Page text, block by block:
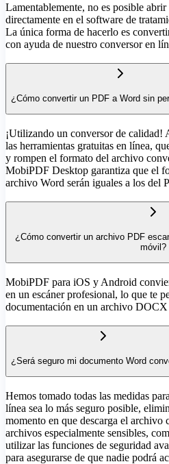
Lamentablemente, no es posible
directamente en el software de
La única forma de hacerlo es
con ayuda de nuestro conversor en
¿Cómo convertir un PDF a Word sin
¡Utilizando un conversor de calidad!
las herramientas gratuitas en línea,
y rompen el formato del archivo
MobiPDF Desktop garantiza que el
archivo Word serán iguales a los del
¿Cómo convertir un archivo PDF
móvil?
MobiPDF para iOS y Android
en un escáner profesional, lo que te
documentación en un archivo DOCX
¿Será seguro mi documento Word
Hemos tomado todas las medidas
línea sea lo más seguro posible,
momento en que descarga el archivo
archivos especialmente sensibles,
utilizar las funciones de seguridad
para asegurarse de que nadie podrá